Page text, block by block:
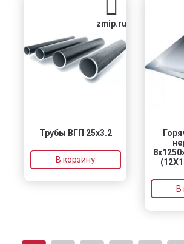
zmip.ru
Трубы ВГП 25х3.2
В корзину
В